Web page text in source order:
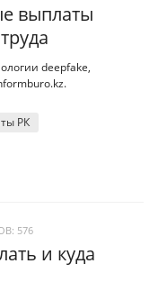
выплаты
deepfake,
РК
576
и куда